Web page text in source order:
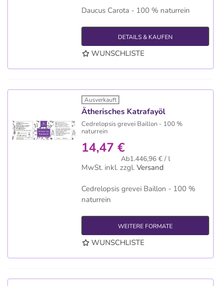
Daucus Carota - 100 % naturrein
DETAILS & KAUFEN
WUNSCHLISTE
Ausverkauft
Ätherisches Katrafayöl
Cedrelopsis grevei Baillon - 100 %
naturrein
14,47 €
Ab1.446,96 € / l
MwSt. inkl. zzgl. Versand
Cedrelopsis grevei Baillon - 100 %
naturrein
WEITERE FORMATE
WUNSCHLISTE